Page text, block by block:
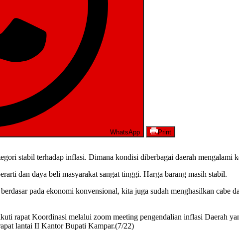
WhatsApp Print
stabil terhadap inflasi. Dimana kondisi diberbagai daerah mengalami
dan daya beli masyarakat sangat tinggi. Harga barang masih stabil.
pada ekonomi konvensional, kita juga sudah menghasilkan cabe
rapat Koordinasi melalui zoom meeting pengendalian inflasi Daerah
lantai II Kantor Bupati Kampar.(7/22)